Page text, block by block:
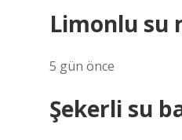
Limonlu su
5 gün önce
Şekerli su